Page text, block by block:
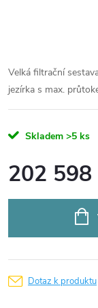
Velká filtrační
jezírka s max.
Skladem >5 ks
202 598
Dotaz k produktu